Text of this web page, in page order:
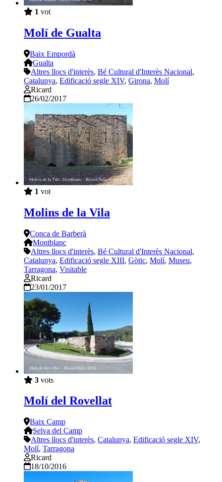
1 vot
Molí de Gualta
Baix Empordà
Gualta
Altres llocs d'interès, Bé Cultural d'Interès Nacional,
Catalunya, Edificació segle XIV, Girona, Molí
Ricard
26/02/2017
1 vot
Molins de la Vila
Conca de Barberà
Montblanc
Altres llocs d'interès, Bé Cultural d'Interès Nacional,
Catalunya, Edificació segle XIII, Gòtic, Molí, Museu,
Tarragona, Visitable
Ricard
23/01/2017
3 vots
Molí del Rovellat
Baix Camp
Selva del Camp
Altres llocs d'interès, Catalunya, Edificació segle XIV,
Molí, Tarragona
Ricard
18/10/2016